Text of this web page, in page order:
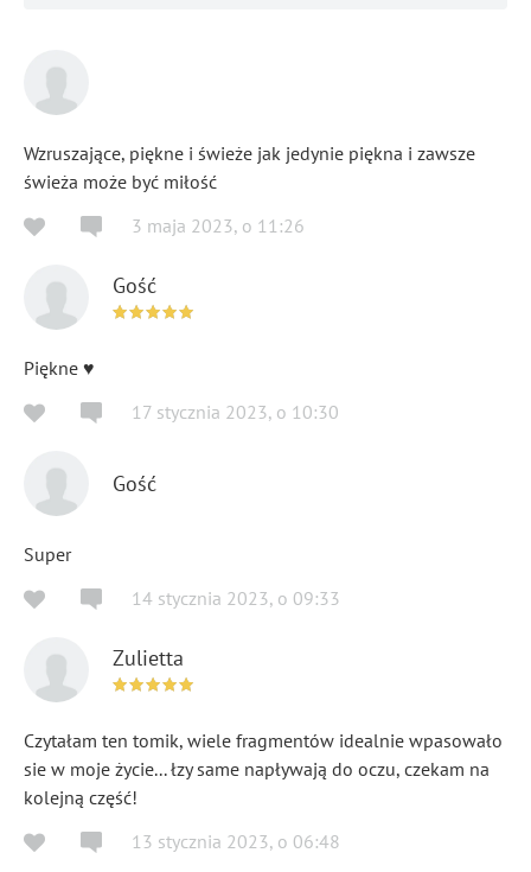
Wzruszające, piękne i świeże jak jedynie piękna i zawsze
świeża może być miłość
3 maja 2023, o 11:26
Gość
Piękne ♥️
17 stycznia 2023, o 10:30
Gość
Super
14 stycznia 2023, o 09:33
Zulietta
Czytałam ten tomik, wiele fragmentów idealnie wpasowało
sie w moje życie... łzy same napływają do oczu, czekam na
kolejną część!
13 stycznia 2023, o 06:48